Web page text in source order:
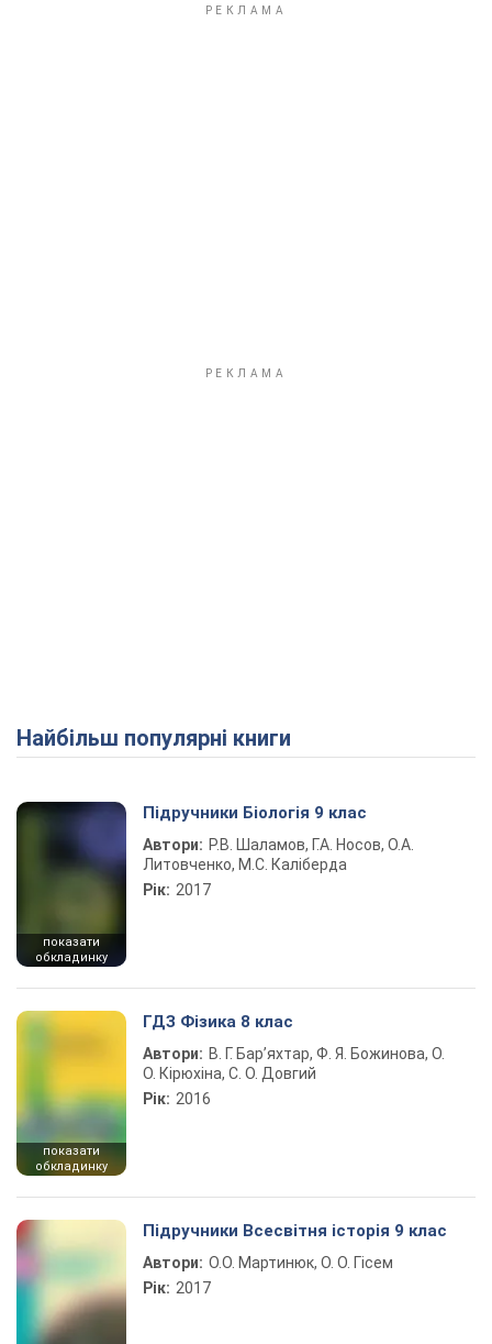
Найбільш популярні книги
показати
обкладинку
Підручники Біологія 9 клас
Автори: Р.В. Шаламов, Г.А. Носов, О.А.
Литовченко, М.С. Каліберда
Рік: 2017
показати
обкладинку
ГДЗ Фізика 8 клас
Автори: В. Г. Бар’яхтар, Ф. Я. Божинова, О.
О. Кірюхіна, С. О. Довгий
Рік: 2016
Підручники Всесвітня історія 9 клас
Автори: О.О. Мартинюк, О. О. Гісем
Рік: 2017